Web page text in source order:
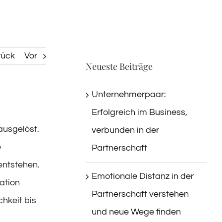
Vor
bis
Neueste Beiträge
Unternehmerpaar:
Erfolgreich im Business,
verbunden in der
Partnerschaft
Emotionale Distanz in der
Partnerschaft verstehen
und neue Wege finden